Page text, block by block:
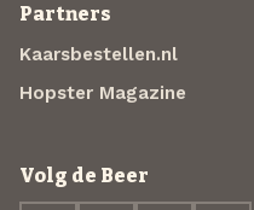
Partners
Kaarsbestellen.nl
Hopster Magazine
Volg de Beer